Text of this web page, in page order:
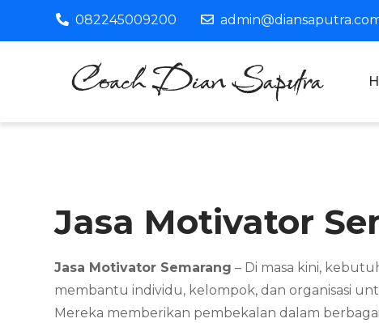
082245009200
Jasa Motivator
Jasa Motivator Semarang – Di masa kini,
membantu individu, kelompok, dan organisasi
Mereka memberikan pembekalan dalam